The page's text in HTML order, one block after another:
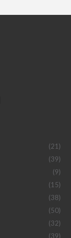
(21)
(39)
(9)
(15)
(38)
(50)
(32)
(39)